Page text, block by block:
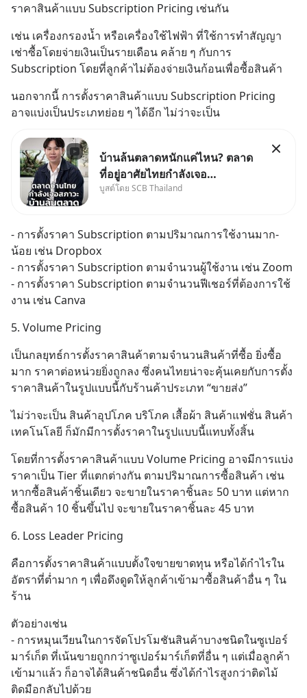
ราคาสินค้าแบบ Subscription Pricing เช่นกัน
เช่น เครื่องกรองน้ำ หรือเครื่องใช้ไฟฟ้า ที่ใช้การทำสัญญา
เช่าซื้อโดยจ่ายเงินเป็นรายเดือน คล้าย ๆ กับการ
Subscription โดยที่ลูกค้าไม่ต้องจ่ายเงินก้อนเพื่อซื้อสินค้า
นอกจากนี้ การตั้งราคาสินค้าแบบ Subscription Pricing
อาจแบ่งเป็นประเภทย่อย ๆ ได้อีก ไม่ว่าจะเป็น
บ้านล้นตลาดหนักแค่ไหน? ตลาด
ที่อยู่อาศัยไทยกำลังเจอ
Oversupply หนักกว่าที่คิด และ
#บ้านล้นตลาด #เศรษฐกิจไทย
#EICAround #SCBThailand
สามารถดูคลิปท
บูสต์โดย SCB Thailand
- การตั้งราคา Subscription ตามปริมาณการใช้งานมาก-
น้อย เช่น Dropbox
- การตั้งราคา Subscription ตามจำนวนผู้ใช้งาน เช่น Zoom
- การตั้งราคา Subscription ตามจำนวนฟีเชอร์ที่ต้องการใช้
งาน เช่น Canva
5. Volume Pricing
เป็นกลยุทธ์การตั้งราคาสินค้าตามจำนวนสินค้าที่ซื้อ ยิ่งซื้อ
มาก ราคาต่อหน่วยยิ่งถูกลง ซึ่งคนไทยน่าจะคุ้นเคยกับการตั้ง
ราคาสินค้าในรูปแบบนี้กับร้านค้าประเภท “ขายส่ง”
ไม่ว่าจะเป็น สินค้าอุปโภค บริโภค เสื้อผ้า สินค้าแฟชั่น สินค้า
เทคโนโลยี ก็มักมีการตั้งราคาในรูปแบบนี้แทบทั้งสิ้น
โดยที่การตั้งราคาสินค้าแบบ Volume Pricing อาจมีการแบ่ง
ราคาเป็น Tier ที่แตกต่างกัน ตามปริมาณการซื้อสินค้า เช่น
หากซื้อสินค้าชิ้นเดียว จะขายในราคาชิ้นละ 50 บาท แต่หาก
ซื้อสินค้า 10 ชิ้นขึ้นไป จะขายในราคาชิ้นละ 45 บาท
6. Loss Leader Pricing
คือการตั้งราคาสินค้าแบบตั้งใจขายขาดทุน หรือได้กำไรใน
อัตราที่ต่ำมาก ๆ เพื่อดึงดูดให้ลูกค้าเข้ามาซื้อสินค้าอื่น ๆ ใน
ร้าน
ตัวอย่างเช่น
- การหมุนเวียนในการจัดโปรโมชันสินค้าบางชนิดในซูเปอร์
มาร์เก็ต ที่เน้นขายถูกกว่าซูเปอร์มาร์เก็ตที่อื่น ๆ แต่เมื่อลูกค้า
เข้ามาแล้ว ก็อาจได้สินค้าชนิดอื่น ซึ่งได้กำไรสูงกว่าติดไม้
ติดมือกลับไปด้วย